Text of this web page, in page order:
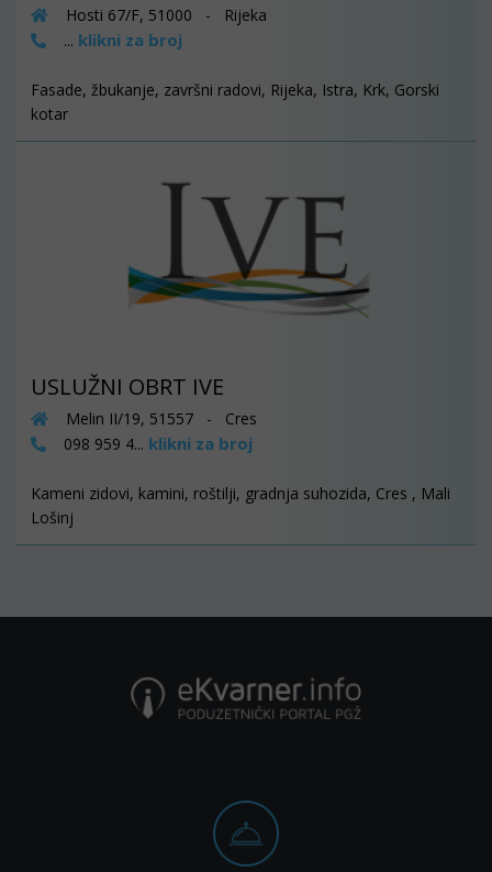
Hosti 67/F, 51000 - Rijeka
... klikni za broj
Fasade, žbukanje, završni radovi, Rijeka, Istra, Krk, Gorski
kotar
USLUŽNI OBRT IVE
Melin II/19, 51557 - Cres
098 959 4... klikni za broj
Kameni zidovi, kamini, roštilji, gradnja suhozida, Cres , Mali
Lošinj